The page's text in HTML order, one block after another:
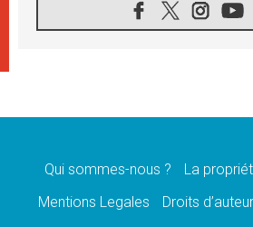
07.08.2026
1ère Conférence
07.08.2026
07.08.2026
lancement des «dix
Qui sommes-nous ? La
Mentions Legales
Droits d’auteur